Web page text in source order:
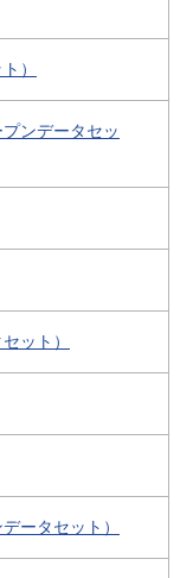
）
ンデータセッ
ット）
ータセット）